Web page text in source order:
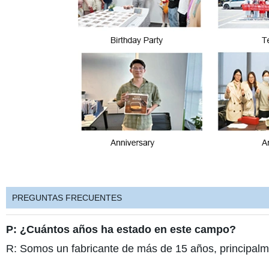
PREGUNTAS FRECUENTES
P: ¿Cuántos años ha estado en este campo?
R: Somos un fabricante de más de 15 años,